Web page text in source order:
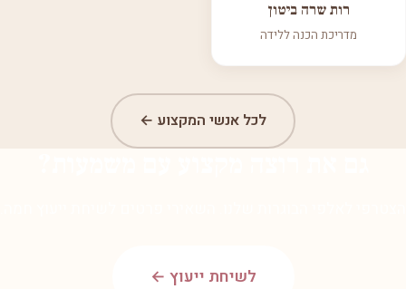
רות שרה ביטון
מדריכת הכנה ללידה
לכל אנשי המקצוע ←
לשיחת ייעוץ ←